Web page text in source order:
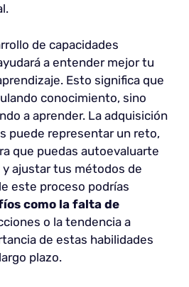
de capacidades
a entender mejor tu
Esto significa que
conocimiento, sino
a aprender. La adquisición
puede representar un reto,
que puedas autoevaluarte
ajustar tus métodos de
este proceso podrías
como la falta de
o la tendencia a
de estas habilidades
plazo.